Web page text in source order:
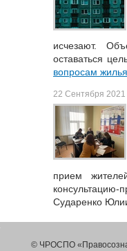
исчезают.
оставаться
вопросам
22 Сентября 2021
прием
Сударенко
© ЧРОСПО